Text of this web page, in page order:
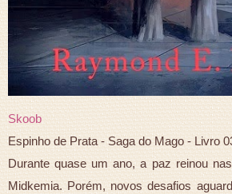
Skoob
Espinho de Prata - Saga do Mago - Livro
Durante quase um ano, a paz reinou
Midkemia. Porém, novos desafios